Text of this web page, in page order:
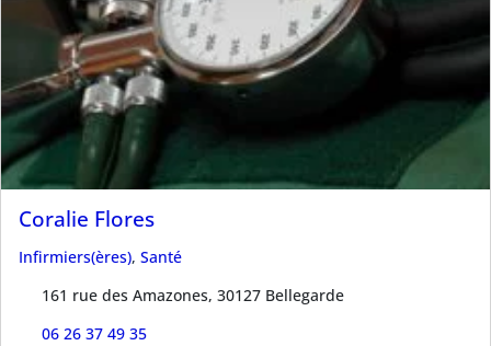
Coralie Flores
Infirmiers(ères), Santé
161 rue des Amazones, 30127 Bellegarde
06 26 37 49 35